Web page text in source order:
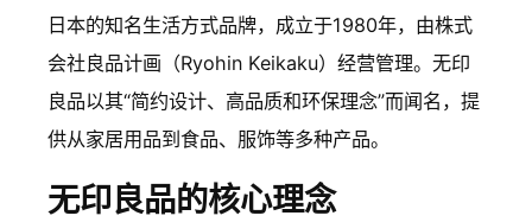
日本的知名生活方式品牌，成立于1980年，由株式
会社良品计画（Ryohin Keikaku）经营管理。无印
良品以其“简约设计、高品质和环保理念”而闻名，提
供从家居用品到食品、服饰等多种产品。
无印良品的核心理念